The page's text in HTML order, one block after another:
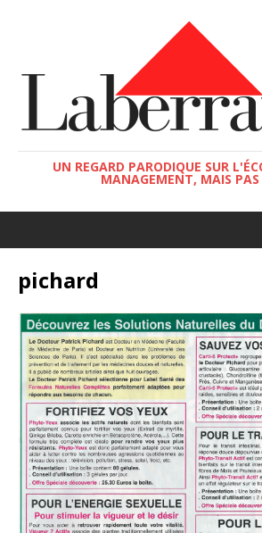
UN REGARD PARODIQUE SUR
MANAGEMENT, MAIS PAS
pichard